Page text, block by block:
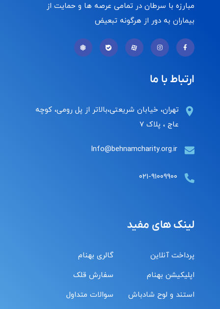
مبارزه با سرطان در تمامی عرصه ها و حمایت از
بیماران به دور از هرگونه تبعیض
ارتباط با ما
تهران، خیابان شریعتی،بالاتر از پل رومی، کوچه
عاج ، پلاک ۷
Info@behnamcharity.org.ir
۰۲۱-۹۱۰۰۹۹۰۰
لینک های مفید
پرداخت آنلاین
اپلیکیشن بهنام
استند و لوح شادباش
گالری بهنام
سفارش قلک
سوالات متداول